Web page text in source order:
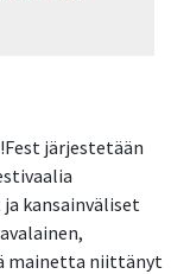
järjestetään
kansainväliset
mainetta niittänyt